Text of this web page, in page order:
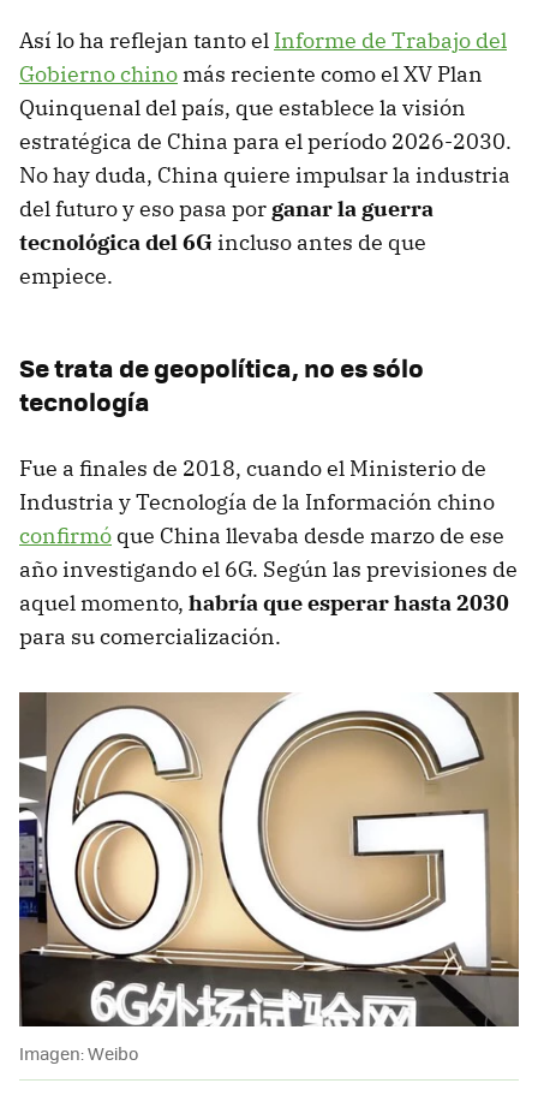
Así lo ha reflejan tanto el Informe de Trabajo del
Gobierno chino más reciente como el XV Plan
Quinquenal del país, que establece la visión
estratégica de China para el período 2026-2030.
No hay duda, China quiere impulsar la industria
del futuro y eso pasa por ganar la guerra
tecnológica del 6G incluso antes de que
empiece.
Se trata de geopolítica, no es sólo
tecnología
Fue a finales de 2018, cuando el Ministerio de
Industria y Tecnología de la Información chino
confirmó que China llevaba desde marzo de ese
año investigando el 6G. Según las previsiones de
aquel momento, habría que esperar hasta 2030
para su comercialización.
Imagen: Weibo